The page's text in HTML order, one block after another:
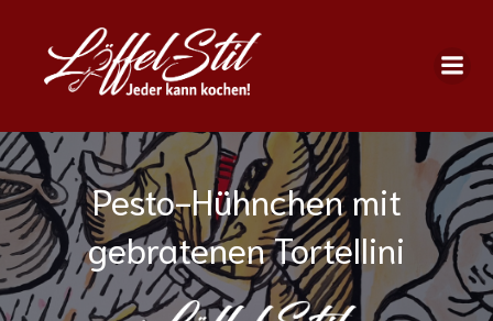
Pesto-Hühnchen mit
gebratenen Tortellini